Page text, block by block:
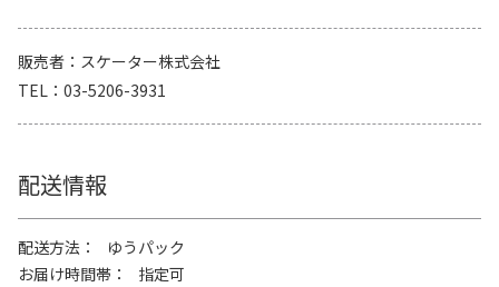
販売者
スケーター株式会社
TEL
03-5206-3931
配送情報
配送方法
ゆうパック
お届け時間帯
指定可